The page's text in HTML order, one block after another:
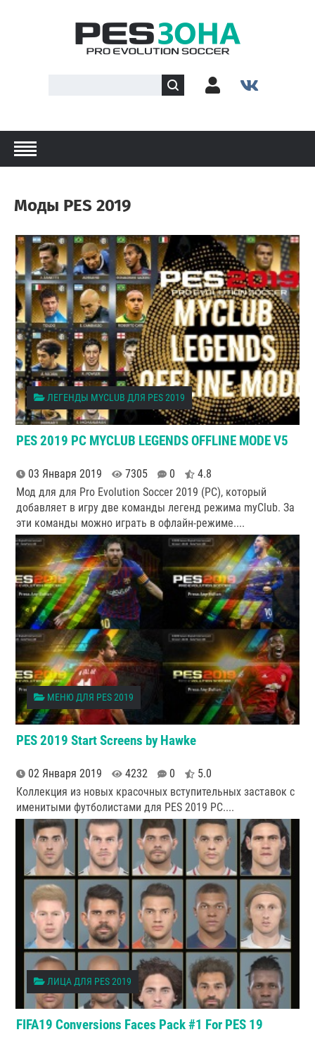
Моды PES 2019
ЛЕГЕНДЫ MYCLUB ДЛЯ PES 2019
PES 2019 PC MYCLUB LEGENDS OFFLINE MODE V5
03 Января 2019 7305 0
4.8
Мод для для Pro Evolution Soccer 2019 (PC), который
добавляет в игру две команды легенд режима myClub. За
эти команды можно играть в офлайн-режиме....
МЕНЮ ДЛЯ PES 2019
PES 2019 Start Screens by Hawke
02 Января 2019 4232 0
5.0
Коллекция из новых красочных вступительных заставок с
именитыми футболистами для PES 2019 PC....
ЛИЦА ДЛЯ PES 2019
FIFA19 Conversions Faces Pack #1 For PES 19